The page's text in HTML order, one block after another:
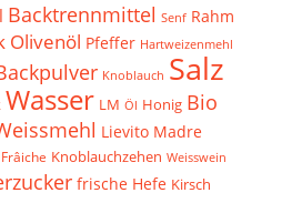
Backtrennmittel Senf Rahm
Olivenöl Pfeffer Hartweizenmehl
Knoblauch Salz
Wasser LM Öl Honig Bio
Lievito Madre
Knoblauchzehen Weisswein
frische Hefe Kirsch